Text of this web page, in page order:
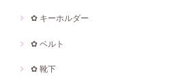
✿ キーホルダー
✿ ベルト
✿ 靴下